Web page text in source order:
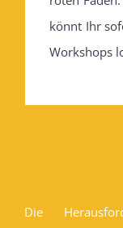
könnt Ihr
Workshops
Die